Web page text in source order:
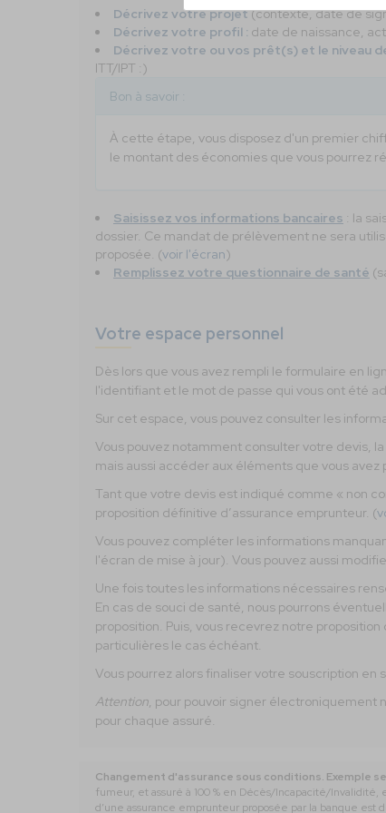
Décrivez votre projet(contexte, date de
Décrivez votre profil : date de naissance,
Décrivez votre ou vos prêt(s) et le niveau
ITT/IPT :)
Bon à savoir :
À cette étape, vous disposez d'un premier
le montant des économies que vous pourrez
Saisissez vos informations bancaires : la
dossier. Ce mandat de prélèvement ne sera
proposée. (voir l'écran)
Remplissez votre questionnaire de santé
Votre espace personnel
Dès lors que vous avez rempli le formulaire en
l'identifiant et le mot de passe qui vous ont été
Sur cet espace, vous pouvez consulter les
Vous pouvez notamment consulter votre devis,
mais aussi accéder aux éléments que vous
Tant que votre devis est indiqué comme « non
proposition définitive d’assurance emprunteur. (
Vous pouvez compléter les informations
l'écran de mise à jour). Vous pouvez aussi
Une fois toutes les informations nécessaires
En cas de souci de santé, nous pourrons
proposition. Puis, vous recevrez notre
particulières le cas échéant.
Vous pourrez alors finaliser votre souscription
Attention, pour pouvoir signer électroniquement
pour chaque assuré.
Changement d'assurance sous conditions. Exemple
fumeur, et assuré à 100 % en Décès/Incapacité/
d’une assurance emprunteur proposée par la banque est